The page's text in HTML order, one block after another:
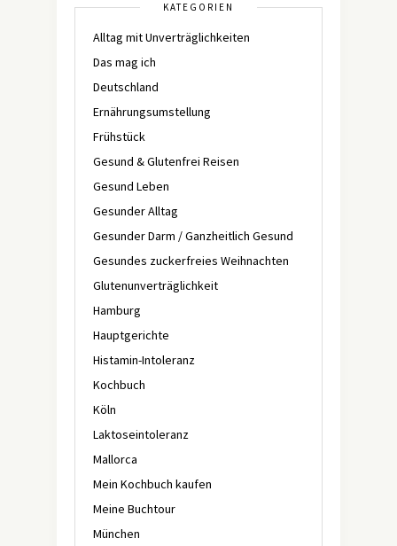
KATEGORIEN
Alltag mit Unverträglichkeiten
Das mag ich
Deutschland
Ernährungsumstellung
Frühstück
Gesund & Glutenfrei Reisen
Gesund Leben
Gesunder Alltag
Gesunder Darm / Ganzheitlich Gesund
Gesundes zuckerfreies Weihnachten
Glutenunverträglichkeit
Hamburg
Hauptgerichte
Histamin-Intoleranz
Kochbuch
Köln
Laktoseintoleranz
Mallorca
Mein Kochbuch kaufen
Meine Buchtour
München